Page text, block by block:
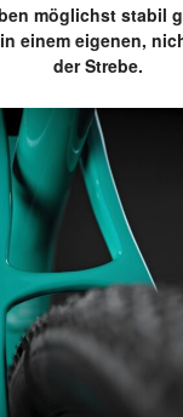
möglichst stabil
einem eigenen,
der Strebe.